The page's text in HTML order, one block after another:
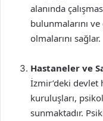
alanında
bulunmalarını
olmalarını sağlar.
Hastaneler ve
İzmir’deki devlet
kuruluşları,
sunmaktadır.